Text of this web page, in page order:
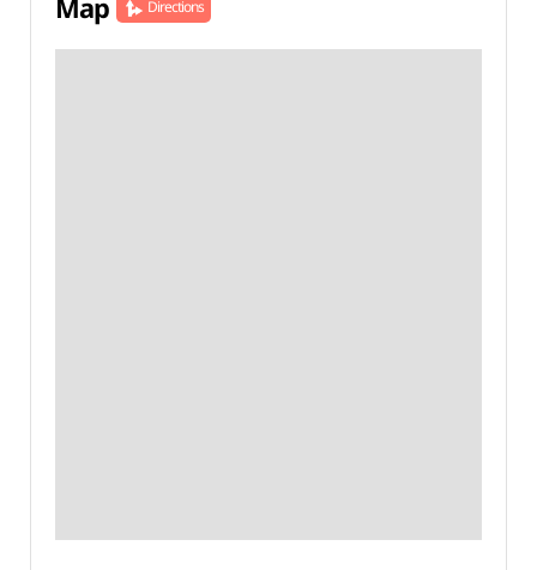
Map Directions